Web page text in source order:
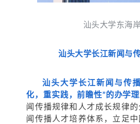
汕头大学东海
汕头大学长江新闻与
汕头大学长江新闻与传
化，重实践，前瞻性”的办学理
闻传播规律和人才成长规律
闻传播人才培养体系，立足